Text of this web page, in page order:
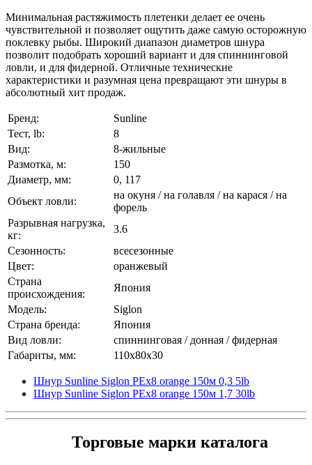
Минимальная растяжимость плетенки делает ее очень
чувствительной и позволяет ощутить даже самую осторожную
поклевку рыбы. Широкий диапазон диаметров шнура
позволит подобрать хороший вариант и для спиннинговой
ловли, и для фидерной. Отличные технические
характеристики и разумная цена превращают эти шнуры в
абсолютный хит продаж.
Бренд:
Sunline
Тест, lb:
8
Вид:
8-жильные
Размотка, м:
150
Диаметр, мм:
0, 117
Объект ловли:
на окуня / на голавля / на карася / на
форель
Разрывная нагрузка,
кг:
3.6
Сезонность:
всесезонные
Цвет:
оранжевый
Страна
происхождения:
Япония
Модель:
Siglon
Страна бренда:
Япония
Вид ловли:
спиннинговая / донная / фидерная
Габариты, мм:
110x80x30
Шнур Sunline Siglon PEх8 orange 150м 0,3 5lb
Шнур Sunline Siglon PEх8 orange 150м 1,7 30lb
Торговые марки каталога